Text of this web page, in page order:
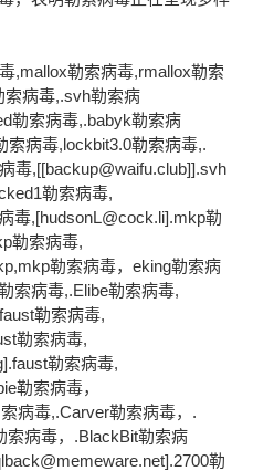
,mallox勒索病毒,rmallox勒索
索病毒,.svh勒索病
勒索病毒,.babyk勒索病
病毒,lockbit3.0勒索病毒,.
毒,[[backup@waifu.club]].svh
勒索病毒,
毒,[hudsonL@cock.li].mkp勒
勒索病毒,
勒索病毒，eking勒索病
索病毒,.Elibe勒索病毒,
勒索病毒,
勒索病毒,
勒索病毒,
勒索病毒，
病毒,.Carver勒索病毒，.
索病毒，.BlackBit勒索病
勒